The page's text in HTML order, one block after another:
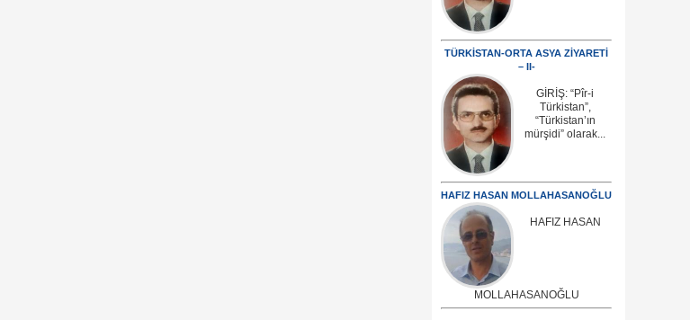
TÜRKİSTAN-ORTA ASYA ZİYARETİ
– II-
GİRİŞ: “Pîr-i
Türkistan”,
“Türkistan’ın
mürşidi” olarak...
HAFIZ HASAN MOLLAHASANOĞLU
HAFIZ HASAN
MOLLAHASANOĞLU